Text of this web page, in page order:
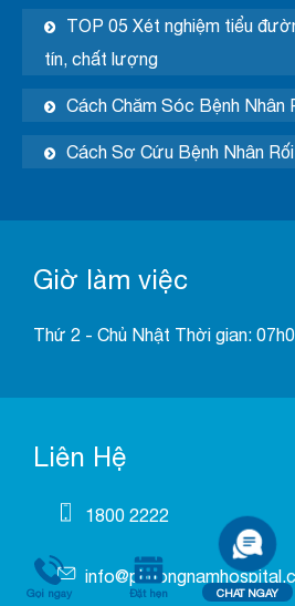
TOP 05 Xét nghiệm tiểu
tín, chất lượng
Cách Chăm Sóc Bệnh Nhân
Cách Sơ Cứu Bệnh Nhân
Giờ làm việc
Thứ 2 - Chủ Nhật Thời gian:
Liên Hệ
1800 2222
Gọi ngay Đặt hẹn CHAT NGAY